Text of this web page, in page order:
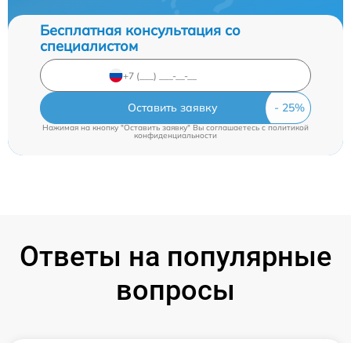
Бесплатная консультация со
специалистом
Оставить заявку
Нажимая на кнопку "Оставить заявку" Вы соглашаетесь cполитикой
конфиденциальности
Ответы на популярные
вопросы